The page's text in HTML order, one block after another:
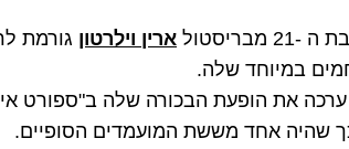
ארין וילרטון גורמת
במיוחד שלה.
את הופעת הבכורה שלה ב"ספורט